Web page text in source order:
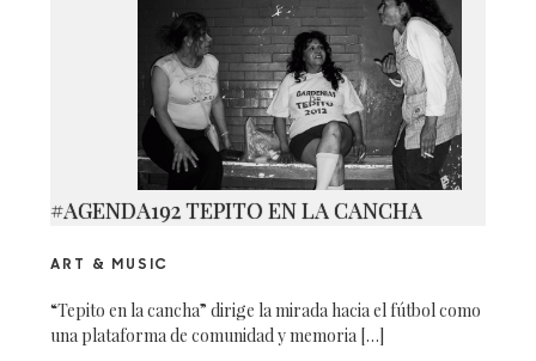
#AGENDA192 TEPITO EN LA CANCHA
ART & MUSIC
“Tepito en la cancha” dirige la mirada hacia el fútbol como
una plataforma de comunidad y memoria […]